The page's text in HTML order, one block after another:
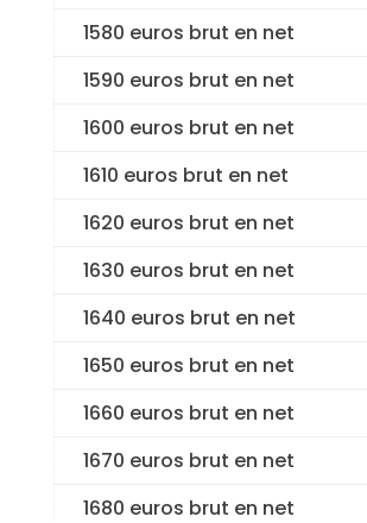
1580 euros brut en net
1590 euros brut en net
1600 euros brut en net
1610 euros brut en net
1620 euros brut en net
1630 euros brut en net
1640 euros brut en net
1650 euros brut en net
1660 euros brut en net
1670 euros brut en net
1680 euros brut en net